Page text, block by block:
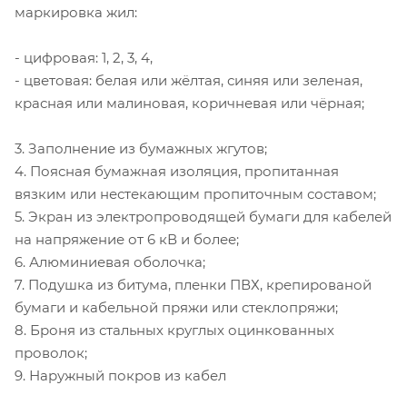
маркировка жил:
- цифровая: 1, 2, 3, 4,
- цветовая: белая или жёлтая, синяя или зеленая,
красная или малиновая, коричневая или чёрная;
3. Заполнение из бумажных жгутов;
4. Поясная бумажная изоляция, пропитанная
вязким или нестекающим пропиточным составом;
5. Экран из электропроводящей бумаги для кабелей
на напряжение от 6 кВ и более;
6. Алюминиевая оболочка;
7. Подушка из битума, пленки ПВХ, крепированой
бумаги и кабельной пряжи или стеклопряжи;
8. Броня из стальных круглых оцинкованных
проволок;
9. Наружный покров из кабел